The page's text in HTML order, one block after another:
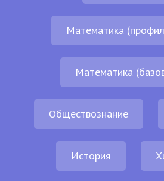
Математика
Математика
Обществознание
История